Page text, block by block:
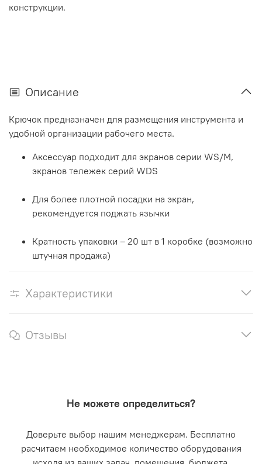
конструкции.
Описание
Крючок предназначен для размещения инструмента и
удобной организации рабочего места.
Аксессуар подходит для экранов серии WS/M,
экранов тележек серий WDS
Для более плотной посадки на экран,
рекомендуется поджать язычки
Кратность упаковки – 20 шт в 1 коробке (возможно
штучная продажа)
Характеристики
Отзывы
Не можете определиться?
Доверьте выбор нашим менеджерам. Бесплатно
расчитаем необходимое количество оборудования